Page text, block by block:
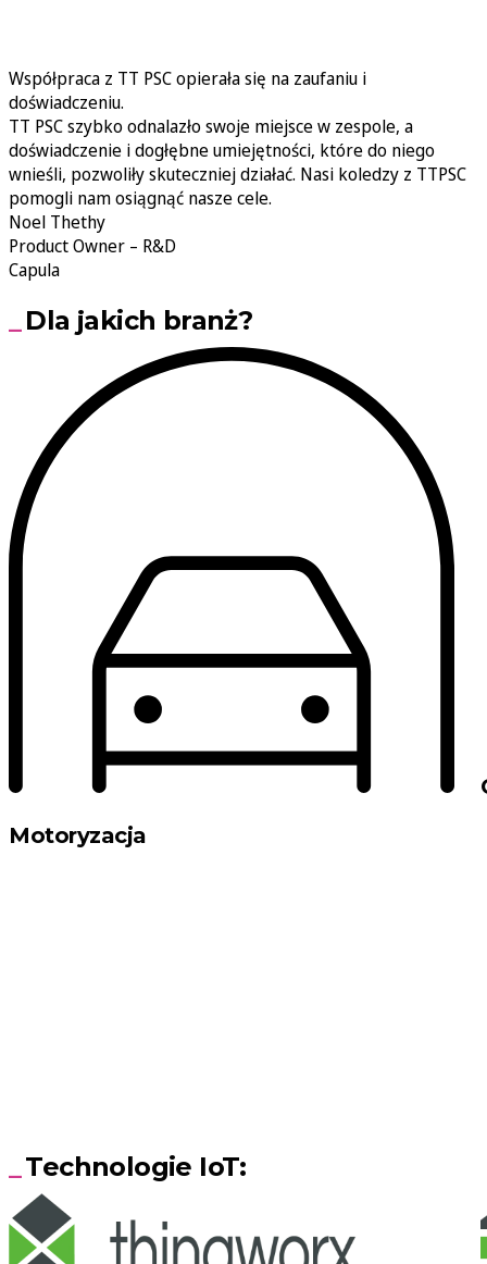
Współpraca z TT PSC opierała się na zaufaniu i
doświadczeniu.
TT PSC szybko odnalazło swoje miejsce w zespole, a
doświadczenie i dogłębne umiejętności, które do niego
wnieśli, pozwoliły skuteczniej działać. Nasi koledzy z TTPSC
pomogli nam osiągnąć nasze cele.
Noel Thethy
Product Owner – R&D
Capula
Dla jakich branż?
Motoryzacja
Technologie IoT: